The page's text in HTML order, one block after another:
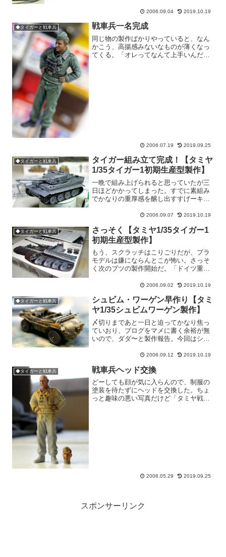
ために転輪とキャタピラを瞬着で接着せ
施。・・・・わざとらしいじゃん...
2006.09.04 2019.10.19
◆タイガーと戦車兵 戦車兵一名完成
同じ物の製作ばかりやっていると、なん
かこう、高揚感みないなものが薄くなっ
てくる。「オレってなんて上手いんだ」
2006.07.19 2019.09.25
◆タイガーと戦車兵
タイガー組み立て完成！【タミヤ
1/35タイガー1初期生産型製作】
一晩で組み上げられると思っていたが三
日ほどかかってしまった。すでに素組み
でかなりの重厚感を醸し出すすげーキッ
し塗装しても小学生ぐらいには「す
更ながらにこの車体のデザイン...
2006.09.07 2019.10.19
◆タイガーと戦車兵
さっそく【タミヤ1/35タイガー1
初期生産型製作】
もう、スクラッチはこりごりだが、プラ
モデルは嫌にならんとこが怖い。さっそ
く次のブツの製作開始だ。「ドイツ重戦
か「ティガー」とか呼ぶらしいけど、あ
レィディオとは言わんし...
2006.09.02 2019.10.19
◆タイガーと戦車兵
シュビム・ワーゲン早作り【タミ
ヤ1/35シュビムワーゲン製作】
〆切りまであと一日と迫ってかなり焦っ
ていおり、ブログをマメに書く余裕が無
いので、ダダ〜と製作報告。今回はシュ
お尻の感じがイカしてる。やるなポルシ
↓明暗づけ塗装。光を...
2006.09.12 2019.10.19
◆タイガーと戦車兵 戦車兵ヘッド交換
どーしても顔が気に入らんので、制服の
塗装を待たずにヘッドを交換した。ちょ
っと趣味の悪い写真だけど「タミヤ戦車
2006.05.29 2019.09.25
スポンサーリンク